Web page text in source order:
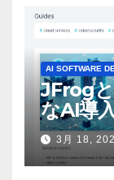
AI SOFTWARE
JFrog
なAI導
3月 18,